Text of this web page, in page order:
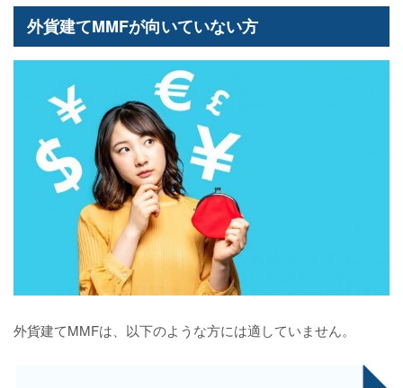
外貨建てMMFが向いていない方
外貨建てMMFは、以下のような方には適していません。